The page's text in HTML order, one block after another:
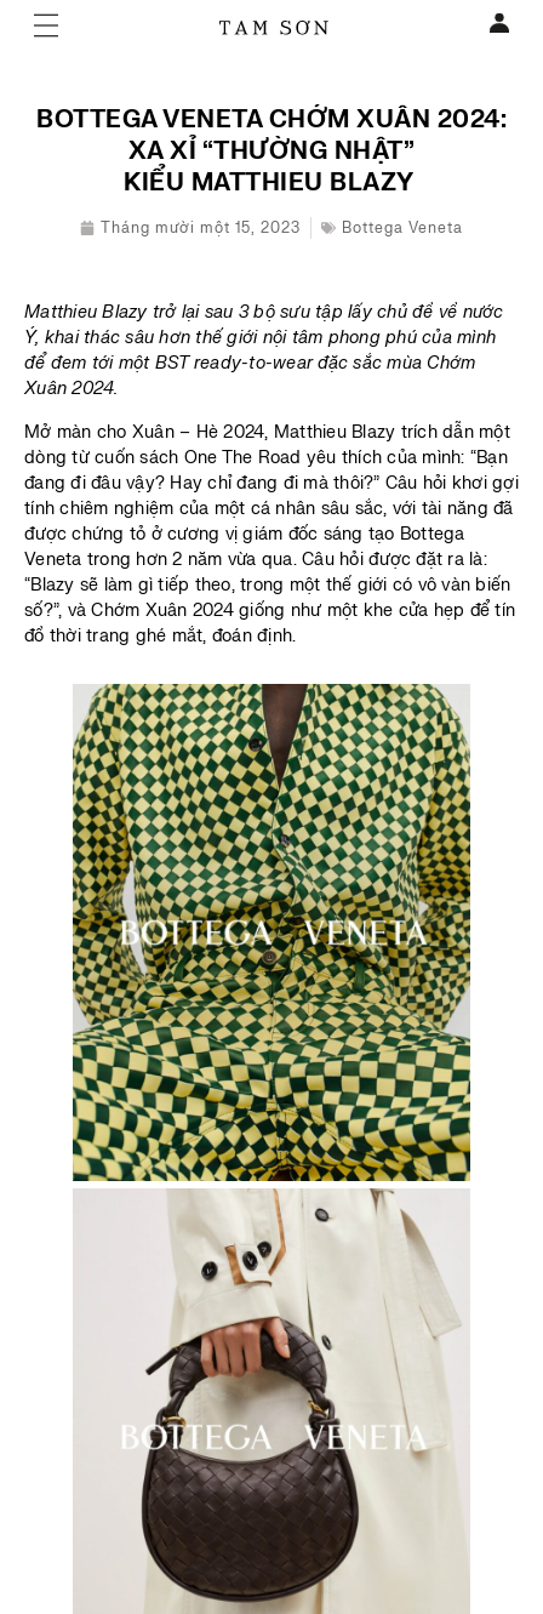
BOTTEGA VENETA CHỚM XUÂN 2024:
XA XỈ “THƯỜNG NHẬT”
KIỂU MATTHIEU BLAZY
Tháng mười một 15, 2023 Bottega Veneta
Matthieu Blazy trở lại sau 3 bộ sưu tập lấy chủ đề về nước
Ý, khai thác sâu hơn thế giới nội tâm phong phú của mình
để đem tới một BST ready-to-wear đặc sắc mùa Chớm
Xuân 2024.
Mở màn cho Xuân – Hè 2024, Matthieu Blazy trích dẫn một
dòng từ cuốn sách One The Road yêu thích của mình: “Bạn
đang đi đâu vậy? Hay chỉ đang đi mà thôi?” Câu hỏi khơi gợi
tính chiêm nghiệm của một cá nhân sâu sắc, với tài năng đã
được chứng tỏ ở cương vị giám đốc sáng tạo Bottega
Veneta trong hơn 2 năm vừa qua. Câu hỏi được đặt ra là:
“Blazy sẽ làm gì tiếp theo, trong một thế giới có vô vàn biến
số?”, và Chớm Xuân 2024 giống như một khe cửa hẹp để tín
đồ thời trang ghé mắt, đoán định.